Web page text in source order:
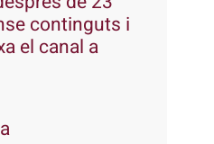
continguts i
el canal a